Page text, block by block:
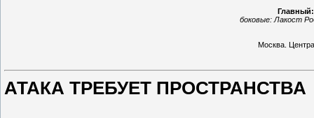
боковые: Лакост
Москва
АТАКА ТРЕБУЕТ ПРОСТРАНСТВА